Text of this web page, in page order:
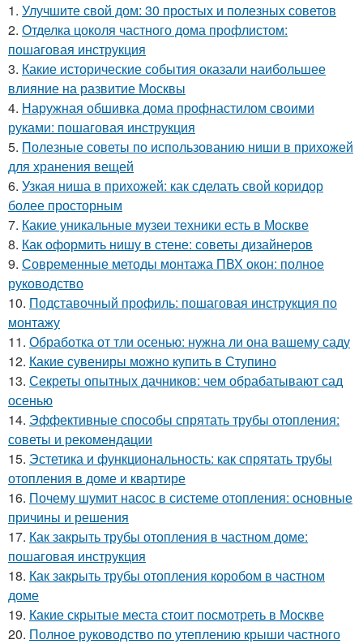
1. Улучшите свой дом: 30 простых и полезных советов
2. Отделка цоколя частного дома профлистом:
пошаговая инструкция
3. Какие исторические события оказали наибольшее
влияние на развитие Москвы
4. Наружная обшивка дома профнастилом своими
руками: пошаговая инструкция
5. Полезные советы по использованию ниши в прихожей
для хранения вещей
6. Узкая ниша в прихожей: как сделать свой коридор
более просторным
7. Какие уникальные музеи техники есть в Москве
8. Как оформить нишу в стене: советы дизайнеров
9. Современные методы монтажа ПВХ окон: полное
руководство
10. Подставочный профиль: пошаговая инструкция по
монтажу
11. Обработка от тли осенью: нужна ли она вашему саду
12. Какие сувениры можно купить в Ступино
13. Секреты опытных дачников: чем обрабатывают сад
осенью
14. Эффективные способы спрятать трубы отопления:
советы и рекомендации
15. Эстетика и функциональность: как спрятать трубы
отопления в доме и квартире
16. Почему шумит насос в системе отопления: основные
причины и решения
17. Как закрыть трубы отопления в частном доме:
пошаговая инструкция
18. Как закрыть трубы отопления коробом в частном
доме
19. Какие скрытые места стоит посмотреть в Москве
20. Полное руководство по утеплению крыши частного